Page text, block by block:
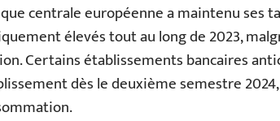
centrale européenne a maintenu ses
élevés tout au long de 2023,
Certains établissements bancaires
dès le deuxième semestre